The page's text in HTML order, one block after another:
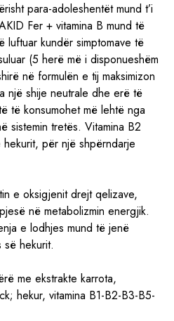
para-adoleshentët mund t’i
Fer + vitamina B mund të
luftuar kundër simptomave të
(5 herë më i disponueshëm
në formulën e tij maksimizon
një shije neutrale dhe erë të
të konsumohet më lehtë nga
sistemin tretës. Vitamina B2
për një shpërndarje
e oksigjenit drejt qelizave,
në metabolizmin energjik.
e lodhjes mund të jenë
së hekurit.
me ekstrakte karrota,
hekur, vitamina B1-B2-B3-B5-